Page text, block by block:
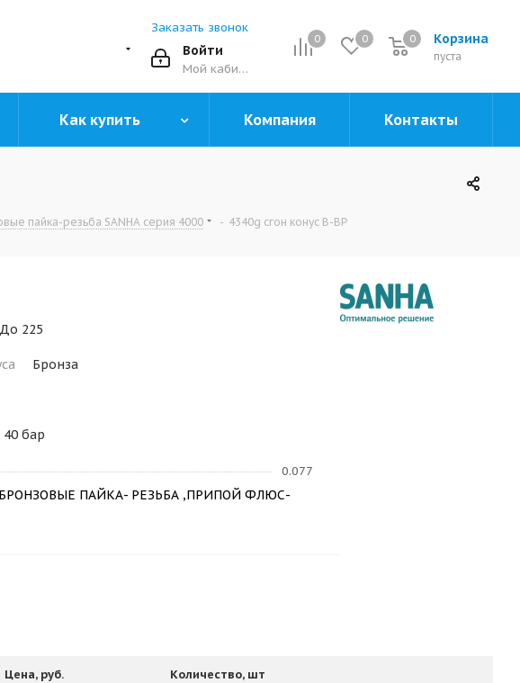
0 0 Корзина
0
пуста
0
Заказать звонок
Войти
Мой кабинет
Как купить Компания Контакты
пайка-резьба SANHA серия 4000 - 4340g сгон конус В-ВР
До 225
Бронза
бар
0.077
ПАЙКА- РЕЗЬБА ,ПРИПОЙ ФЛЮС-
Цена, руб. Количество, шт